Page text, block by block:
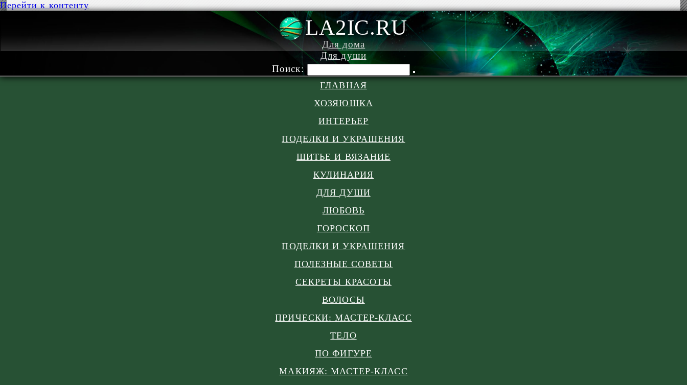
Перейти к контенту
LA2IC.RU
Для дома
Для души
Поиск:
ГЛАВНАЯ
ХОЗЯЮШКА
ИНТЕРЬЕР
ПОДЕЛКИ И УКРАШЕНИЯ
ШИТЬЕ И ВЯЗАНИЕ
КУЛИНАРИЯ
ДЛЯ ДУШИ
ЛЮБОВЬ
ГОРОСКОП
ПОДЕЛКИ И УКРАШЕНИЯ
ПОЛЕЗНЫЕ СОВЕТЫ
СЕКРЕТЫ КРАСОТЫ
ВОЛОСЫ
ПРИЧЕСКИ: МАСТЕР-КЛАСС
ТЕЛО
ПО ФИГУРЕ
МАКИЯЖ: МАСТЕР-КЛАСС